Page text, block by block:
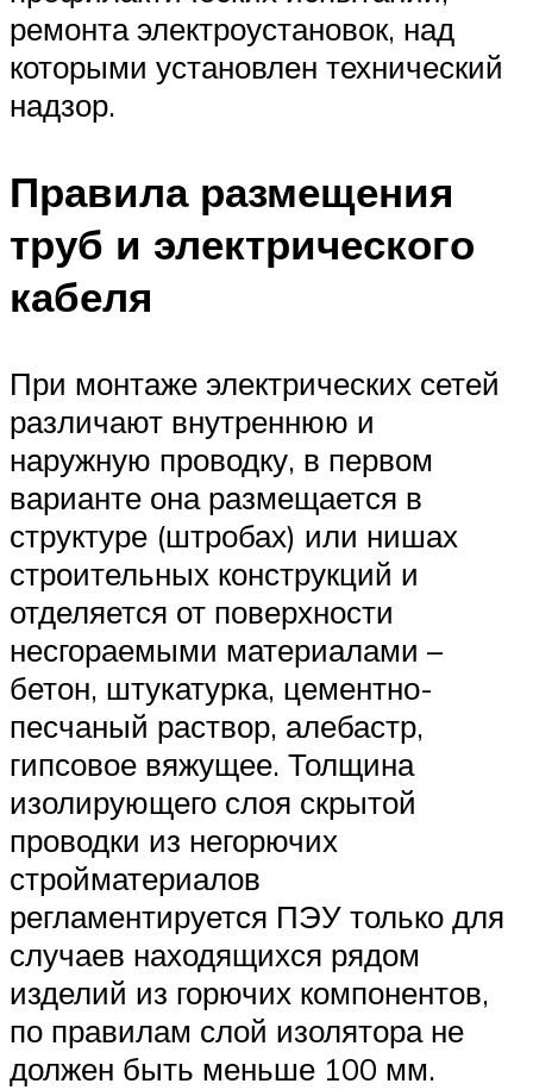
ремонта электроустановок, над
которыми установлен технический
надзор.
Правила размещения
труб и электрического
кабеля
При монтаже электрических сетей
различают внутреннюю и
наружную проводку, в первом
варианте она размещается в
структуре (штробах) или нишах
строительных конструкций и
отделяется от поверхности
несгораемыми материалами –
бетон, штукатурка, цементно-
песчаный раствор, алебастр,
гипсовое вяжущее. Толщина
изолирующего слоя скрытой
проводки из негорючих
стройматериалов
регламентируется ПЭУ только для
случаев находящихся рядом
изделий из горючих компонентов,
по правилам слой изолятора не
должен быть меньше 100 мм.